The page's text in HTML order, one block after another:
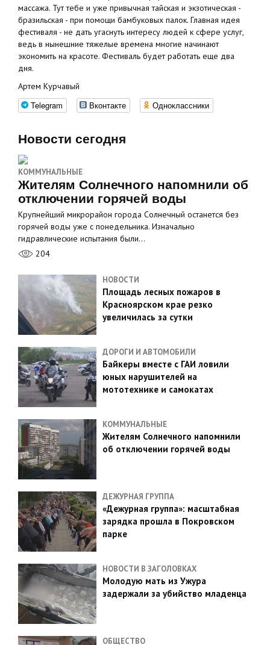
массажа. Тут тебе и уже привычная тайская и экзотическая -
бразильская - при помощи бамбуковых палок. Главная идея
фестиваля - не дать угаснуть интересу людей к сфере услуг,
ведь в нынешние тяжелые времена многие начинают
экономить на красоте. Фестиваль будет работать еще два
дня.
Артем Курчавый
Telegram Вконтакте Одноклассники
Новости сегодня
КОММУНАЛЬНЫЕ
Жителям Солнечного напомнили об
отключении горячей воды
Крупнейший микрорайон города Солнечный останется без
горячей воды уже с понедельника. Изначально
гидравлические испытания были…
204
НОВОСТИ
Площадь лесных пожаров в
Красноярском крае резко
увеличилась за сутки
ДОРОГИ И АВТОМОБИЛИ
Байкеры вместе с ГАИ ловили
юных нарушителей на
мототехнике и самокатах
КОММУНАЛЬНЫЕ
Жителям Солнечного напомнили
об отключении горячей воды
ДЕЖУРНАЯ ГРУППА
«Дежурная группа»: масштабная
зарядка прошла в Покровском
парке
НОВОСТИ В ЗАГОЛОВКАХ
Молодую мать из Ужура
задержали за убийство младенца
ОБЩЕСТВО